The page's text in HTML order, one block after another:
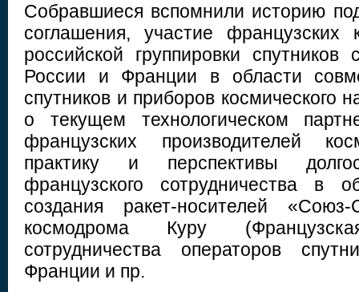
Собравшиеся вспомнили историю
соглашения, участие французских
российской группировки спутников
России и Франции в области
спутников и приборов космического
о текущем технологическом
французских производителей
практику и перспективы
французского сотрудничества в
создания ракет-носителей
космодрома Куру
сотрудничества операторов
Франции и пр.